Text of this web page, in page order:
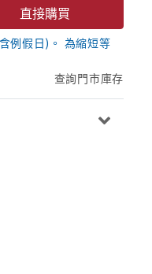
直接購買
例假日)。 為縮短等
查詢門市庫存